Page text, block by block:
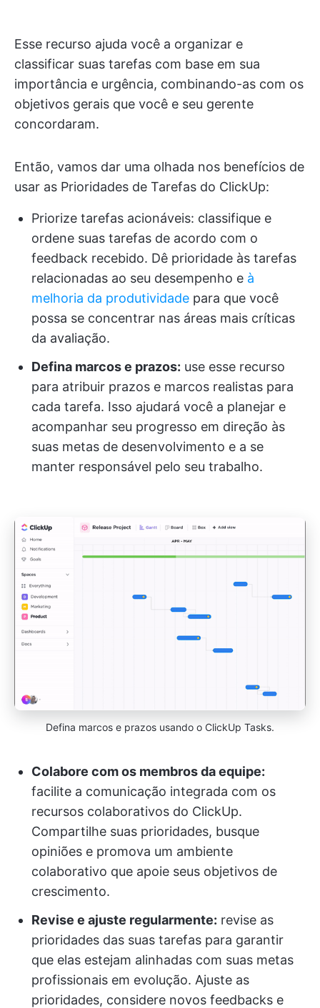
Esse recurso ajuda você a organizar e
classificar suas tarefas com base em sua
importância e urgência, combinando-as com os
objetivos gerais que você e seu gerente
concordaram.
Então, vamos dar uma olhada nos benefícios de
usar as Prioridades de Tarefas do ClickUp:
Priorize tarefas acionáveis: classifique e
ordene suas tarefas de acordo com o
feedback recebido. Dê prioridade às tarefas
relacionadas ao seu desempenho e à
melhoria da produtividade para que você
possa se concentrar nas áreas mais críticas
da avaliação.
Defina marcos e prazos: use esse recurso
para atribuir prazos e marcos realistas para
cada tarefa. Isso ajudará você a planejar e
acompanhar seu progresso em direção às
suas metas de desenvolvimento e a se
manter responsável pelo seu trabalho.
Defina marcos e prazos usando o ClickUp Tasks.
Colabore com os membros da equipe:
facilite a comunicação integrada com os
recursos colaborativos do ClickUp.
Compartilhe suas prioridades, busque
opiniões e promova um ambiente
colaborativo que apoie seus objetivos de
crescimento.
Revise e ajuste regularmente: revise as
prioridades das suas tarefas para garantir
que elas estejam alinhadas com suas metas
profissionais em evolução. Ajuste as
prioridades, considere novos feedbacks e